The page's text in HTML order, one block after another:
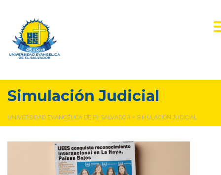
Simulación Judicial
UNIVERSIDAD EVANGÉLICA DE EL SALVADOR > SIMULACIÓN JUDICIAL